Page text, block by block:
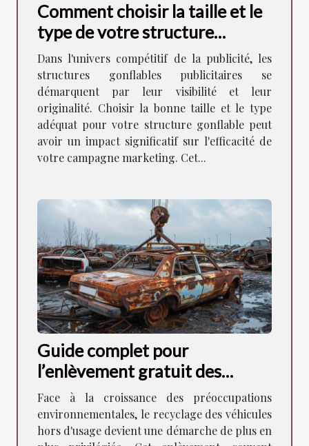
Comment choisir la taille et le
type de votre structure
gonflable publicitaire
Dans l'univers compétitif de la publicité, les
structures gonflables publicitaires se
démarquent par leur visibilité et leur
originalité. Choisir la bonne taille et le type
adéquat pour votre structure gonflable peut
avoir un impact significatif sur l'efficacité de
votre campagne marketing. Cet...
Guide complet pour
l’enlèvement gratuit des
véhicules hors d'usage
Face à la croissance des préoccupations
environnementales, le recyclage des véhicules
hors d'usage devient une démarche de plus en